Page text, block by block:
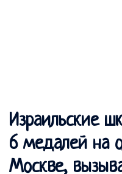
Израильские
6 медалей на
Москве,